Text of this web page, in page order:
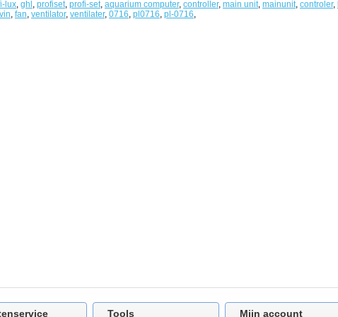
lux, ghl , profiset, profi-set, aquarium computer, controller, main unit, mainunit, controler,
vin, fan, ventilator, ventilater, 0716, pl0716, pl-0716,
Tools Mijn account